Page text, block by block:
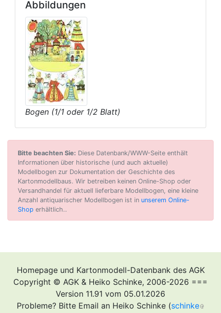
Abbildungen
Bogen (1/1 oder 1/2 Blatt)
Bitte beachten Sie: Diese Datenbank/WWW-Seite enthält
Informationen über historische (und auch aktuelle)
Modellbogen zur Dokumentation der Geschichte des
Kartonmodellbaus. Wir betreiben keinen Online-Shop oder
Versandhandel für aktuell lieferbare Modellbogen, eine kleine
Anzahl antiquarischer Modellbogen ist in unserem Online-
Shop erhältlich..
Homepage und Kartonmodell-Datenbank des AGK
Copyright © AGK & Heiko Schinke, 2006-2026 ===
Version 11.91 vom 05.01.2026
Probleme? Bitte Email an Heiko Schinke (schinke